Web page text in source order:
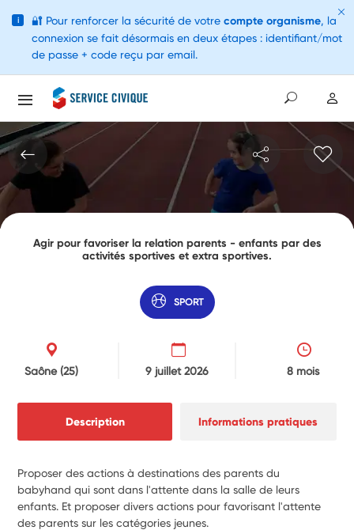
Agir pour favoriser la relation parents - enfants par des
activités sportives et extra sportives.
SPORT
Saône(25) 9 juillet 2026 8 mois
Description Informations pratiques
Proposer des actions à destinations des parents du
babyhand qui sont dans l'attente dans la salle de leurs
enfants. Et proposer divers actions pour favorisant l'attente
des parents sur les catégories jeunes.
i 🔐 Pour renforcer la sécurité de votre compte organisme, la
connexion se fait désormais en deux étapes : identifiant/mot
de passe + code reçu par email.